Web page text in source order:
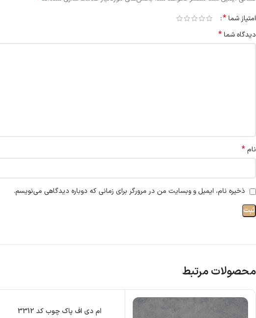
امتیاز شما*
دیدگاه شما*
نام*
ذخیره نام، ایمیل و وبسایت من در مرورگر برای زمانی که دوباره دیدگاهی می‌نویسم.
محصولات مرتبط
ام دی اف پاک چوب کد 3312